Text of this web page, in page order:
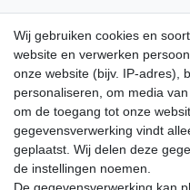
Nieuwsbrief
Schrijf u in voor de gratis
meer nieuws of promoties.
Wij gebruiken cookies en
website en verwerken
onze website (bijv. IP-adres),
personaliseren, om media
om de toegang tot onze
gegevensverwerking vindt
geplaatst. Wij delen deze
de instellingen noemen.